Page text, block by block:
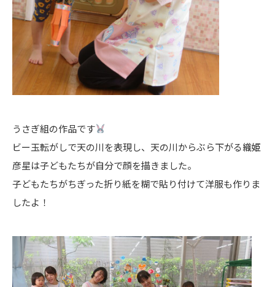
うさぎ組の作品です
ビー玉転がしで天の川を表現し、天の川からぶら下がる織姫
彦星は子どもたちが自分で顔を描きました。
子どもたちがちぎった折り紙を糊で貼り付けて洋服も作りま
したよ！